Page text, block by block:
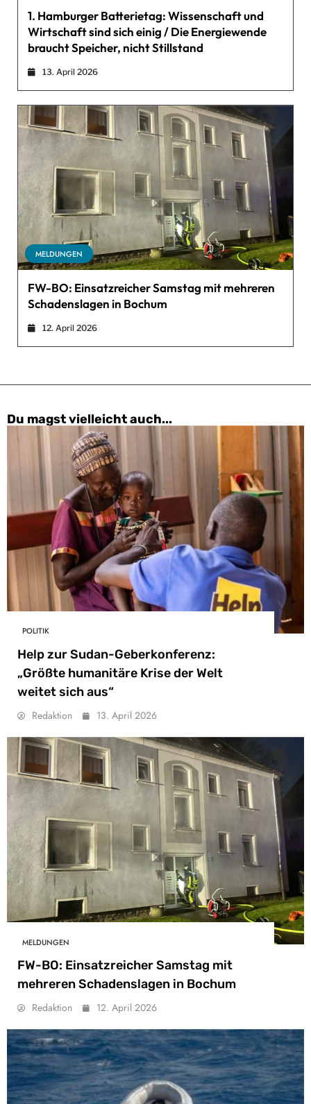
1. Hamburger Batterietag: Wissenschaft und
Wirtschaft sind sich einig / Die Energiewende
braucht Speicher, nicht Stillstand
13. April 2026
MELDUNGEN
FW-BO: Einsatzreicher Samstag mit mehreren
Schadenslagen in Bochum
12. April 2026
Du magst vielleicht auch...
POLITIK
Help zur Sudan-Geberkonferenz:
„Größte humanitäre Krise der Welt
weitet sich aus“
Redaktion 13. April 2026
MELDUNGEN
FW-BO: Einsatzreicher Samstag mit
mehreren Schadenslagen in Bochum
Redaktion 12. April 2026